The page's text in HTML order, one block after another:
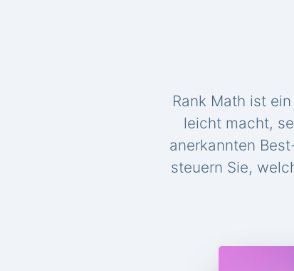
Rank Math ist ein
leicht macht,
anerkannten
steuern Sie,